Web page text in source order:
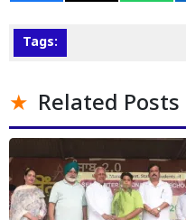
Tags:
Related Posts